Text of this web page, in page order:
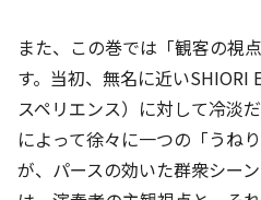
また、この巻では「観客の視
す。当初、無名に近いSHIORI
スペリエンス）に対して冷淡
によって徐々に一つの「うね
が、パースの効いた群衆シー